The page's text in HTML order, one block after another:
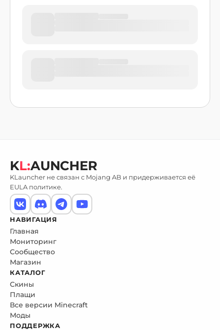
KL:AUNCHER
KLauncher не связан с Mojang AB и придерживается её
EULA политике.
НАВИГАЦИЯ
Главная
Мониторинг
Сообщество
Магазин
КАТАЛОГ
Скины
Плащи
Все версии Minecraft
Моды
ПОДДЕРЖКА